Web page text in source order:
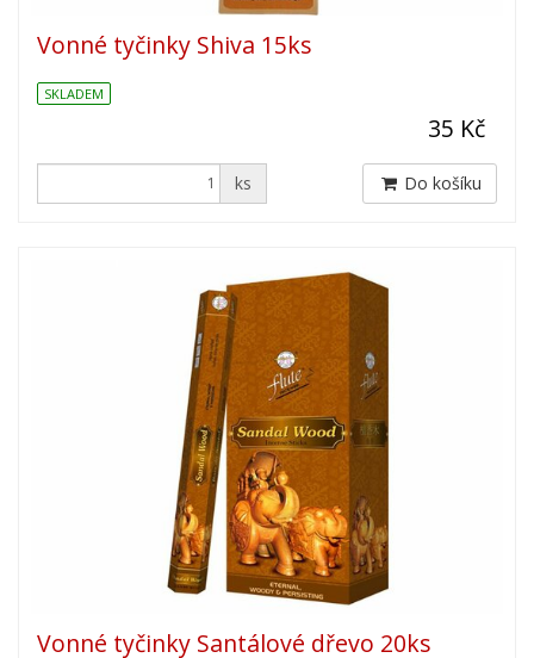
Vonné tyčinky Shiva 15ks
SKLADEM
35 Kč
ks Do košíku
Vonné tyčinky Santálové dřevo 20ks